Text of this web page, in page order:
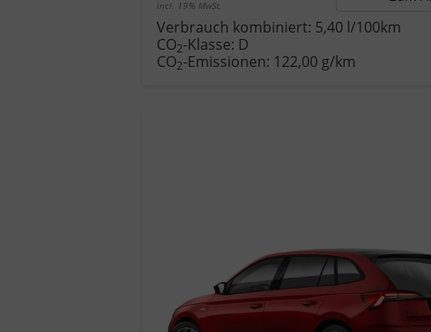
incl. 19% MwSt.
Verbrauch kombiniert: 5,40 l/100km
CO2-Klasse: D
CO2-Emissionen: 122,00 g/km